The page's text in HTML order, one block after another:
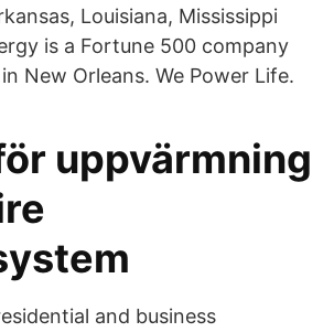
Louisiana, Mississippi
is a Fortune 500 company
New Orleans. We Power Life.
uppvärmning
and business